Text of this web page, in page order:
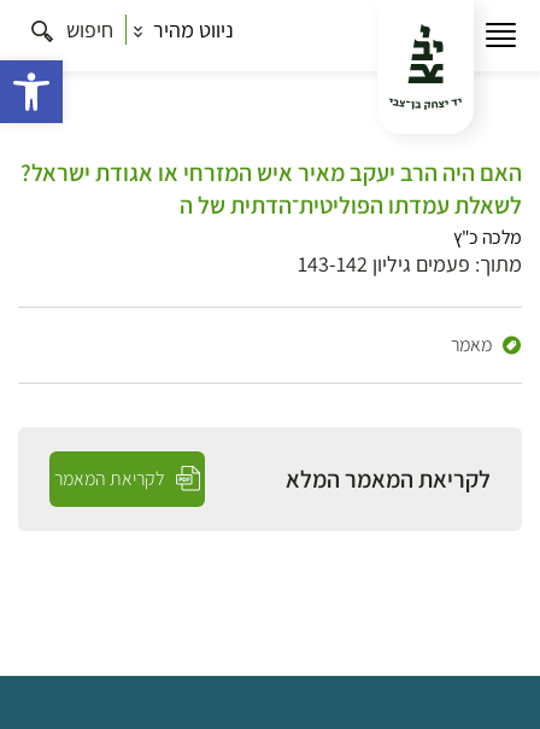
ניווט מהיר חיפוש
האם היה הרב יעקב מאיר איש המזרחי או אגודת ישראל?
לשאלת עמדתו הפוליטית־הדתית של ה
מלכה כ"ץ
מתוך: פעמים גיליון 143-142
מאמר
לקריאת המאמר המלא לקריאת המאמר